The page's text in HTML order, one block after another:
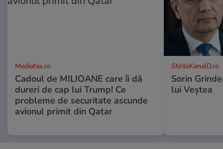
Mediafax.ro
Cadoul de MILIOANE care îi dă
dureri de cap lui Trump! Ce
probleme de securitate ascunde
avionul primit din Qatar
StirileKanalD.ro
Sorin
lui Veștea